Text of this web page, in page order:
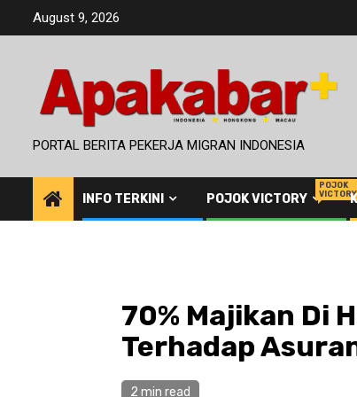
August 9, 2026
PORTAL BERITA PEKERJA MIGRAN INDONESIA
INFO TERKINI POJOK VICTORY
POJOK
VICTORY
70% Majikan Di
Terhadap
2 min read